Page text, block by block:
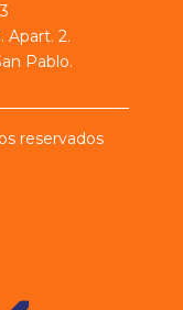
Apart. 2.
Pablo.
reservados